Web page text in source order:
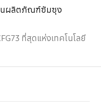
นผลิตภัณฑ์ซัมซุง
ที่สุดแห่งเทคโนโลยี